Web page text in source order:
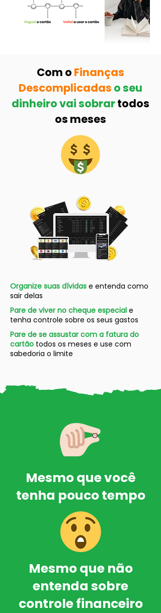
Com o Finanças
Descomplicadas o seu
dinheiro vai sobrartodos
os meses
Organize suas dívidas e entenda como
sair delas
Pare de viver no cheque especial e
tenha controle sobre os seus gastos
Pare de se assustar com a fatura do
cartão todos os meses e use com
sabedoria o limite
Mesmo que você
tenha pouco tempo
Mesmo que não
entenda sobre
controle financeiro